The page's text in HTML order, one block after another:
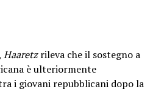
Haaretzrileva che il sostegno a
è ulteriormente
i giovani repubblicani dopo la